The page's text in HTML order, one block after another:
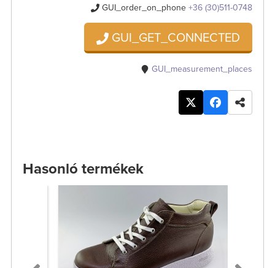
GUI_order_on_phone+36 (30)511-0748
GUI_GET_CONNECTED
GUI_measurement_places
Hasonló termékek